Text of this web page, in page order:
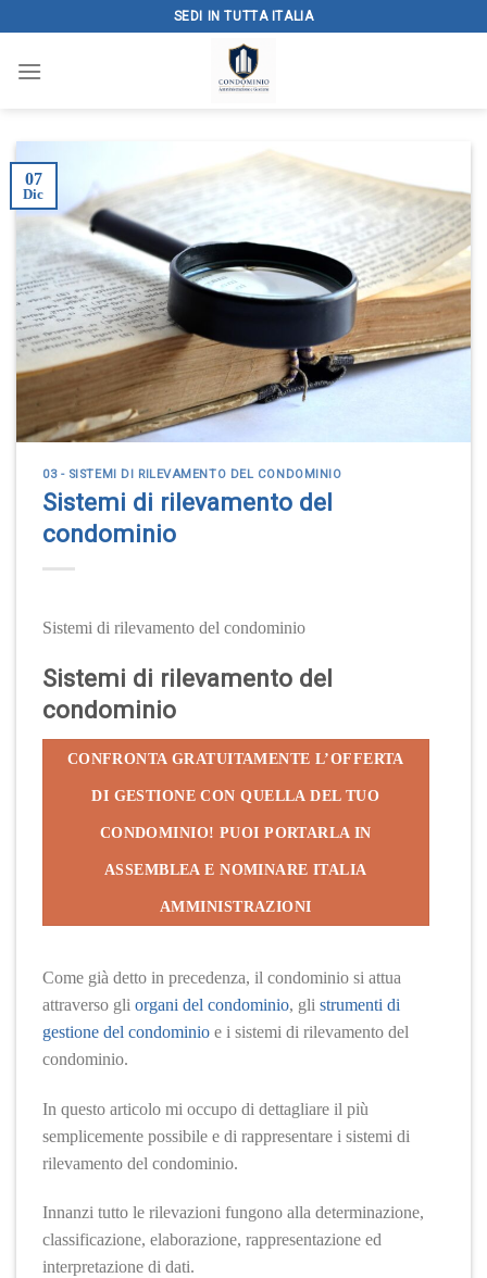
to
content
SEDI IN TUTTA ITALIA
07
Dic
03 - SISTEMI DI RILEVAMENTO DEL CONDOMINIO
Sistemi di rilevamento del
condominio
Sistemi di rilevamento del condominio
Sistemi di rilevamento del
condominio
CONFRONTA GRATUITAMENTE L’OFFERTA
DI GESTIONE CON QUELLA DEL TUO
CONDOMINIO! PUOI PORTARLA IN
ASSEMBLEA E NOMINARE ITALIA
AMMINISTRAZIONI
Come già detto in precedenza, il condominio si attua
attraverso gli organi del condominio, gli strumenti di
gestione del condominio e i sistemi di rilevamento del
condominio.
In questo articolo mi occupo di dettagliare il più
semplicemente possibile e di rappresentare i sistemi di
rilevamento del condominio.
Innanzi tutto le rilevazioni fungono alla determinazione,
classificazione, elaborazione, rappresentazione ed
interpretazione di dati.